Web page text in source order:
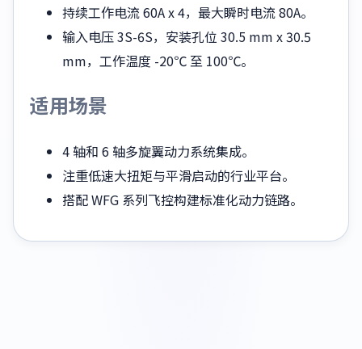
持续工作电流 60A x 4，最大瞬时电流 80A。
输入电压 3S-6S，安装孔位 30.5 mm x 30.5
mm，工作温度 -20℃ 至 100℃。
适用场景
4 轴和 6 轴多旋翼动力系统集成。
注重低速大扭矩与平滑启动的行业平台。
搭配 WFG 系列飞控构建标准化动力链路。